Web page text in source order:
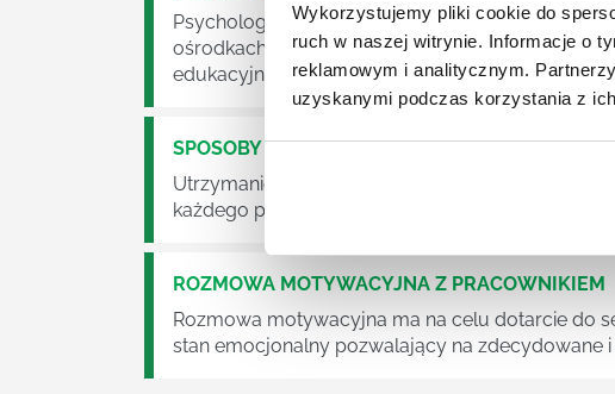
Wykorzystujemy pliki cookie do
ruch w naszej witrynie. Informacje o
reklamowym i analitycznym.
uzyskanymi podczas korzystania z ich
Psychologia to kierunek wbrew pozorom z
ośrodkach służby zdrowie czy we własnych
edukacyjnych, na warsztatach, w korporacjach
SPOSOBY NA MOTYWACJĘ
Utrzymanie wysokiego poziomu motywacji
każdego przełożonego i menedżera.
ROZMOWA MOTYWACYJNA Z PRACOWNIKIEM
Rozmowa motywacyjna ma na celu dotarcie do
stan emocjonalny pozwalający na zdecydowane i